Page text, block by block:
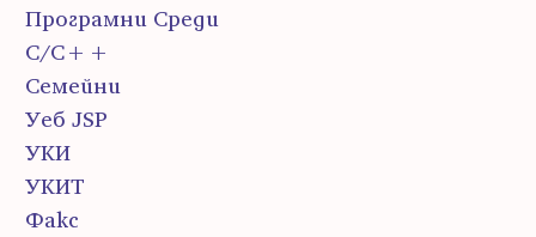
Програмни Среди
С/С++
Семейни
Уеб JSP
УКИ
УКИТ
Факс